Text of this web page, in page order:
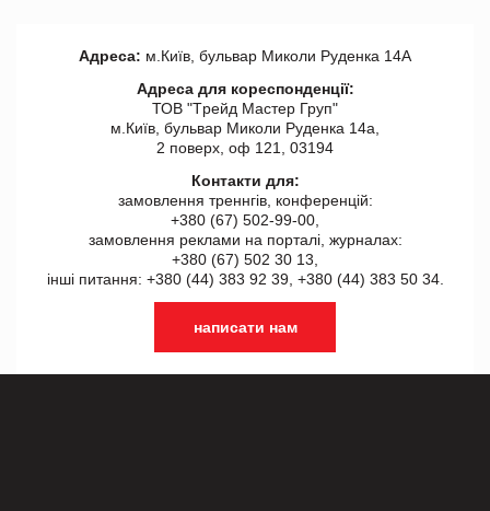
Адреса: м.Київ, бульвар Миколи Руденка 14А
Адреса для кореспонденції:
ТОВ "Tрейд Мастер Груп"
м.Київ, бульвар Миколи Руденка 14а,
2 поверх, оф 121, 03194
Контакти для:
замовлення треннгів, конференцій:
+380 (67) 502-99-00,
замовлення реклами на порталі, журналах:
+380 (67) 502 30 13,
інші питання: +380 (44) 383 92 39, +380 (44) 383 50 34.
написати нам